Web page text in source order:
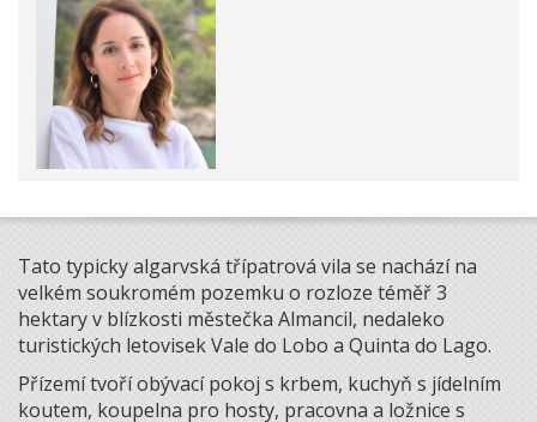
Tato typicky algarvská třípatrová vila se nachází na
velkém soukromém pozemku o rozloze téměř 3
hektary v blízkosti městečka Almancil, nedaleko
turistických letovisek Vale do Lobo a Quinta do Lago.
Přízemí tvoří obývací pokoj s krbem, kuchyň s jídelním
koutem, koupelna pro hosty, pracovna a ložnice s